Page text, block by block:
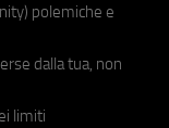
polemiche e
dalla tua, non
limiti